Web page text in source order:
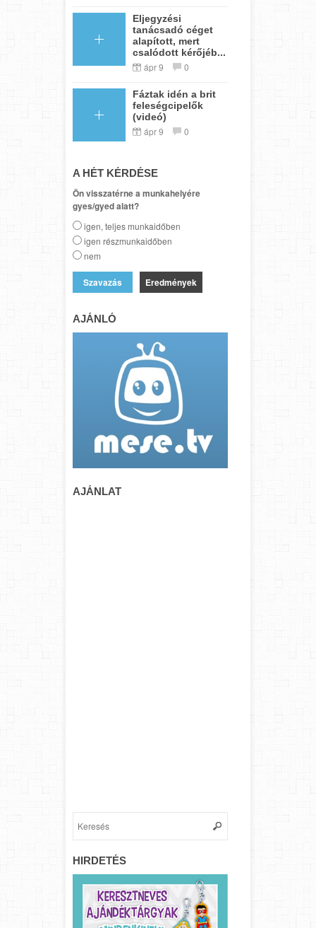
Eljegyzési
tanácsadó céget
alapított, mert
csalódott kérőjéb...
ápr 9 0
Fáztak idén a brit
feleségcipelők
(videó)
ápr 9 0
A HÉT KÉRDÉSE
Ön visszatérne a munkahelyére
gyes/gyed alatt?
igen, teljes munkaidőben
igen részmunkaidőben
nem
Eredmények
AJÁNLÓ
AJÁNLAT
HIRDETÉS